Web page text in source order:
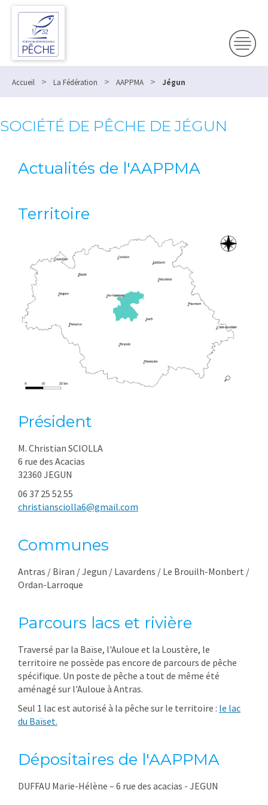
Accueil > La Fédération > AAPPMA > Jégun
SOCIÉTÉ DE PÊCHE DE JÉGUN
Actualités de l'AAPPMA
Territoire
Président
M. Christian SCIOLLA
6 rue des Acacias
32360 JEGUN
06 37 25 52 55
christiansciolla6@gmail.com
Communes
Antras / Biran / Jegun / Lavardens / Le Brouilh-Monbert /
Ordan-Larroque
Parcours lacs et rivière
Traversé par la Baïse, l'Auloue et la Loustère, le
territoire ne possède pas encore de parcours de pêche
spécifique. Un poste de pêche a tout de même été
aménagé sur l'Auloue à Antras.
Seul 1 lac est autorisé à la pêche sur le territoire : le lac
du Baïset.
Dépositaires de l'AAPPMA
DUFFAU Marie-Hélène – 6 rue des acacias - JEGUN